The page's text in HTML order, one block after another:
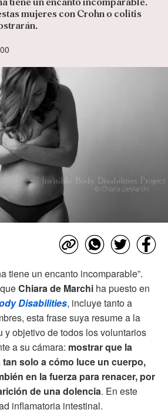
tiene un encanto incomparable.
mujeres con Crohn o colitis
tiene un encanto incomparable”.
Chiara de Marchi ha puesto en
Disabilities, incluye tanto a
esta frase suya resume a la
y objetivo de todos los voluntarios
a su cámara: mostrar que la
tan solo a cómo luce un cuerpo,
en la fuerza para renacer, por
de una dolencia. En este
inflamatoria intestinal.